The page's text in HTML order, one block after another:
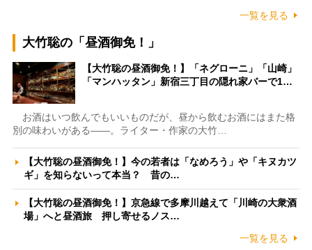
一覧を見る
大竹聡の「昼酒御免！」
【大竹聡の昼酒御免！】「ネグローニ」「山崎」
「マンハッタン」新宿三丁目の隠れ家バーで1…
お酒はいつ飲んでもいいものだが、昼から飲むお酒にはまた格
別の味わいがある――。ライター・作家の大竹…
【大竹聡の昼酒御免！】今の若者は「なめろう」や「キヌカツ
ギ」を知らないって本当？ 昔の…
【大竹聡の昼酒御免！】京急線で多摩川越えて「川崎の大衆酒
場」へと昼酒旅 押し寄せるノス…
一覧を見る